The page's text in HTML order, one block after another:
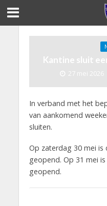
Kantine sluit
27 mei 2026
In verband met het
van aankomend
sluiten.
Op zaterdag 30 mei is
geopend. Op 31 mei
geopend.